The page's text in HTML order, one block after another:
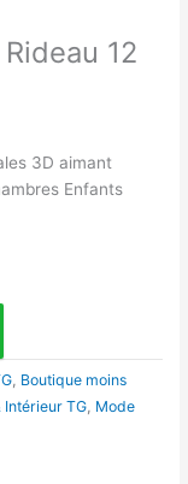
12
3D aimant
Enfants
, Boutique moins
Intérieur TG, Mode